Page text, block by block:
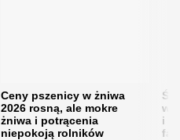
Ceny pszenicy w żniwa
2026 rosną, ale mokre
żniwa i potrącenia
niepokoją rolników
i